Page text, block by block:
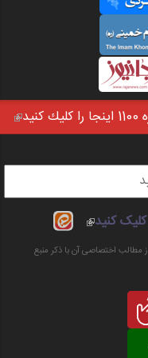
کنید
(link is
external)
مطالب اختصاصی آن با ذکر منبع